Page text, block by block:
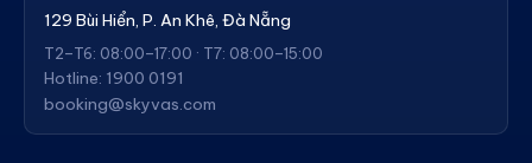
129 Bùi Hiển, P. An Khê, Đà Nẵng
T2–T6: 08:00–17:00 · T7: 08:00–15:00
Hotline: 1900 0191
booking@skyvas.com